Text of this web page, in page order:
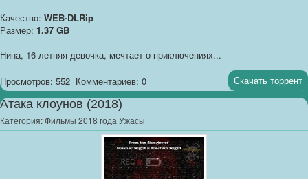
Качество: WEB-DLRip
Размер: 1.37 GB
Нина, 16-летняя девочка, мечтает о приключениях...
Просмотров: 552 Комментариев: 0 Скачать торрент
Атака клоунов (2018)
Категория:Фильмы 2018 года Ужасы